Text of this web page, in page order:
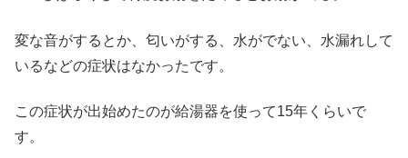
変な音がするとか、匂いがする、水がでない、水漏れして
いるなどの症状はなかったです。
この症状が出始めたのが給湯器を使って15年くらいで
す。